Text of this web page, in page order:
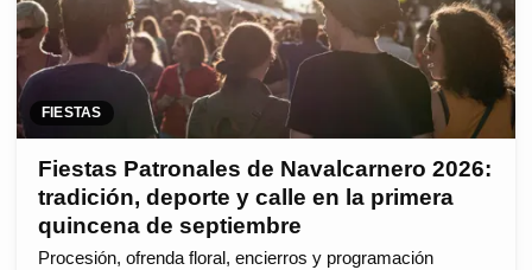
FIESTAS
Fiestas Patronales de Navalcarnero 2026:
tradición, deporte y calle en la primera
quincena de septiembre
Procesión, ofrenda floral, encierros y programación